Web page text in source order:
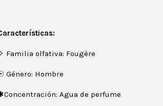
Familia olfativa: Fougère
Género: Hombre
Agua de perfume